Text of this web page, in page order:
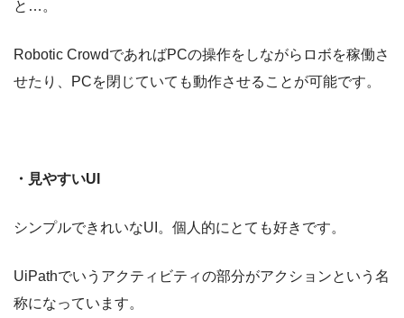
と…。
Robotic CrowdであればPCの操作をしながらロボを稼働さ
せたり、PCを閉じていても動作させることが可能です。
・見やすいUI
シンプルできれいなUI。個人的にとても好きです。
UiPathでいうアクティビティの部分がアクションという名
称になっています。